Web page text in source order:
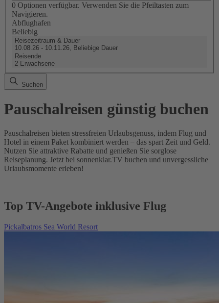
0 Optionen verfügbar. Verwenden Sie die Pfeiltasten zum
Navigieren.
Abflughafen
Beliebig
Reisezeitraum & Dauer
10.08.26 - 10.11.26, Beliebige Dauer
Reisende
2 Erwachsene
Suchen
Pauschalreisen günstig buchen
Pauschalreisen bieten stressfreien Urlaubsgenuss, indem Flug und
Hotel in einem Paket kombiniert werden – das spart Zeit und Geld.
Nutzen Sie attraktive Rabatte und genießen Sie sorglose
Reiseplanung. Jetzt bei sonnenklar.TV buchen und unvergessliche
Urlaubsmomente erleben!
Top TV-Angebote inklusive Flug
Pickalbatros Sea World Resort